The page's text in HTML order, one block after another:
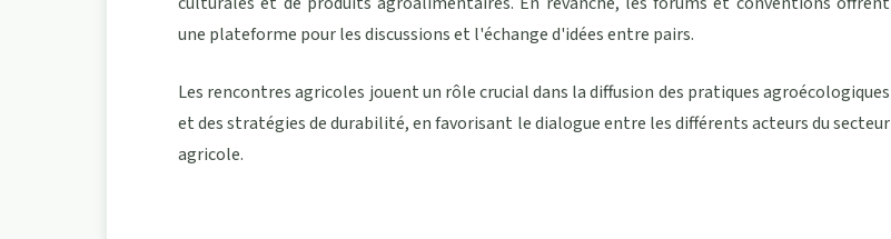
une plateforme pour les discussions et l'échange d'idées entre pairs.
Les rencontres agricoles jouent un rôle crucial dans la diffusion des pratiques agroécologiques
et des stratégies de durabilité, en favorisant le dialogue entre les différents acteurs du secteur
agricole.